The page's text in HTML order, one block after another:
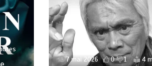
10 juillet 2026 0